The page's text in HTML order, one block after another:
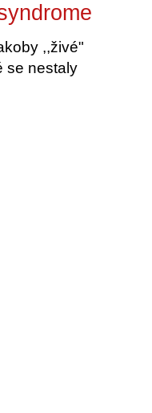
syndrome
,,živé"
se nestaly